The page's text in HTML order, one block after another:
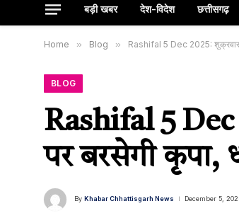
बड़ी खबर देश-विदेश छत्तीसगढ़
Home » Blog » Rashifal 5 Dec 2025: शुक्रवार के
BLOG
Rashifal 5 Dec
पर बरसेगी कृपा,
By Khabar Chhattisgarh News December 5,